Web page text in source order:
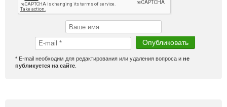
* E-mail необходим для редактирования или удаления вопроса и не
публикуется на сайте